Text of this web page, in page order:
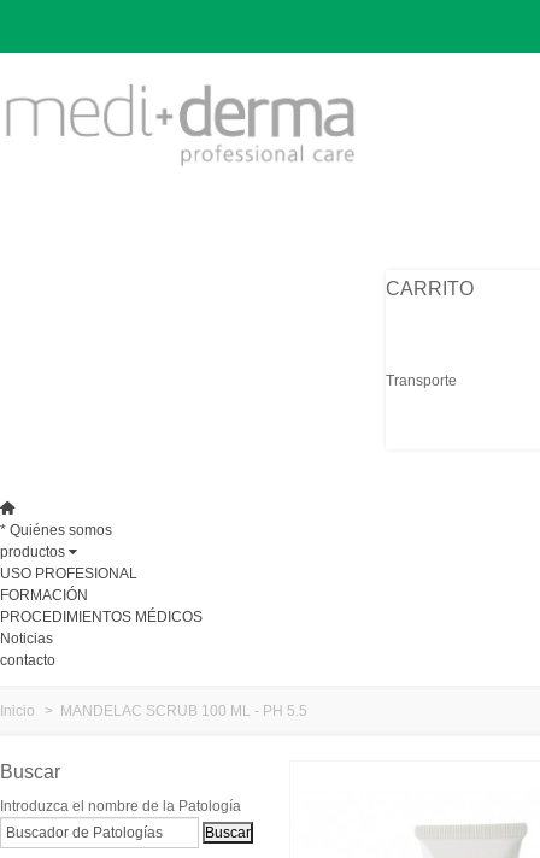
CARRITO
Transporte
* Quiénes somos
productos
USO PROFESIONAL
FORMACIÓN
PROCEDIMIENTOS MÉDICOS
Noticias
contacto
Inicio > MANDELAC SCRUB 100 ML - PH 5.5
Buscar
Introduzca el nombre de la Patología